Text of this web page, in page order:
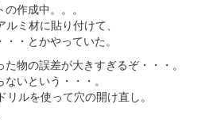
作成中。。。
ミ材に貼り付けて、
・とかやっていた。
物の誤差が大きすぎるぞ・・・。
いという・・・。
ルを使って穴の開け直し。